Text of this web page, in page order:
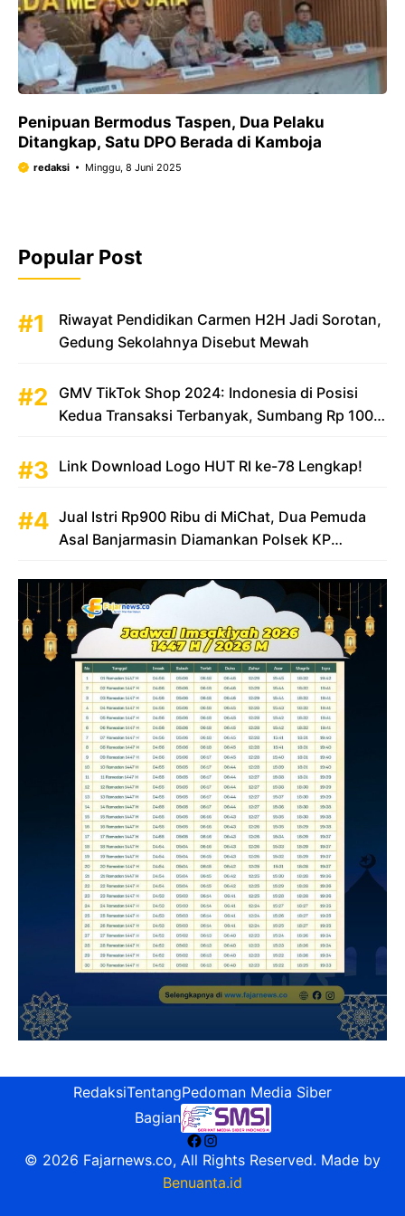
Penipuan Bermodus Taspen, Dua Pelaku
Ditangkap, Satu DPO Berada di Kamboja
redaksi Minggu, 8 Juni 2025
Popular Post
Riwayat Pendidikan Carmen H2H Jadi Sorotan,
Gedung Sekolahnya Disebut Mewah
GMV TikTok Shop 2024: Indonesia di Posisi
Kedua Transaksi Terbanyak, Sumbang Rp 100
Link Download Logo HUT RI ke-78 Lengkap!
Jual Istri Rp900 Ribu di MiChat, Dua Pemuda
Asal Banjarmasin Diamankan Polsek KP
RedaksiTentangPedoman Media Siber
Bagian
Facebook
Instagram
© 2026 Fajarnews.co, All Rights Reserved. Made by
Benuanta.id